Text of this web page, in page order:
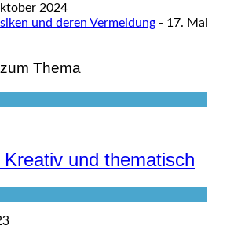
2024
und deren Vermeidung - 17. Mai
Thema
und thematisch